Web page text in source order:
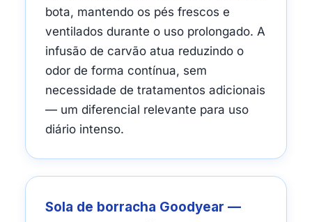
bota, mantendo os pés frescos e
ventilados durante o uso prolongado. A
infusão de carvão atua reduzindo o
odor de forma contínua, sem
necessidade de tratamentos adicionais
— um diferencial relevante para uso
diário intenso.
Sola de borracha Goodyear —